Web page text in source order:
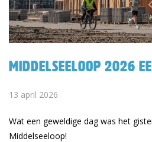
Middelseeloop 2026
13 april 2026
Wat een geweldige dag was het
Middelseeloop!